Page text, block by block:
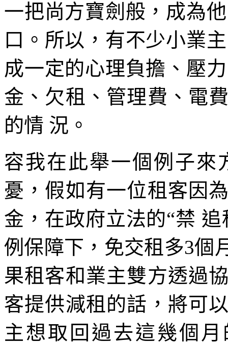
一把尚方寶劍般，成為
口。所以，有不少小業
成一定的心理負擔、壓
金、欠租、管理費、電
的情 況。
容我在此舉一個例子來
憂，假如有一位租客因
金，在政府立法的“禁
例保障下，免交租多3個
果租客和業主雙方透過
客提供減租的話，將可
主想取回過去這幾個